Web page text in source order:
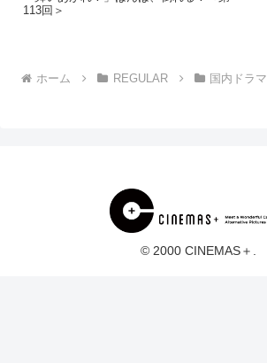
113回＞
ホーム REGULAR 国内ドラマ
© 2000 CINEMAS＋.